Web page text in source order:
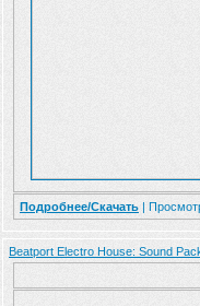
Подробнее/Скачать |
Beatport Electro House: Sound